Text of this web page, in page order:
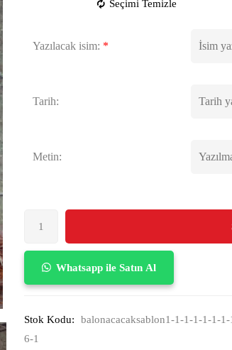
Seçimi Temizle
Yazılacak isim: *
Tarih:
Metin:
Whatsapp ile Satın Al
Stok Kodu:
balonacacaksablon1-1-1-1-1-1-
6-1